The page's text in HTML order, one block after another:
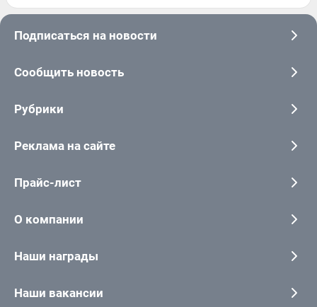
Подписаться на новости
Сообщить новость
Рубрики
Реклама на сайте
Прайс-лист
О компании
Наши награды
Наши вакансии